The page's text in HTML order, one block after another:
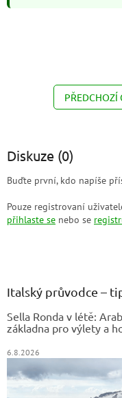
PŘEDCHOZÍ
Diskuze (0)
Buďte první, kdo napíše
Pouze registrovaní
přihlaste se nebo se
Italský průvodce –
Sella Ronda v létě:
základna pro výlety a
6.8.2026